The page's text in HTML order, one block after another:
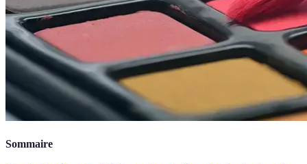
Sommaire